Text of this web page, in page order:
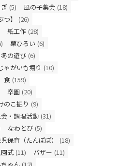
(5) 風の子集会 (18)
】
(26)
紙工作 (28)
栗ひろい (6)
冬の遊び (6)
ゃがいも堀り (10)
食 (159)
卒園 (20)
のこ掘り (9)
・調理活動 (31)
なわとび (5)
保育（たんぽぽ）
(18)
式 (11) バザー (11)